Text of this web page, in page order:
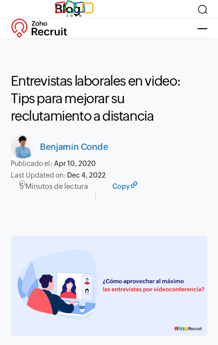
Blog
Entrevistas laborales en video:
Tips para mejorar su
reclutamiento a distancia
Benjamin Conde
Publicado el:Apr 10, 2020
Last Updated on: Dec 4, 2022
5 Minutos de lectura Copy